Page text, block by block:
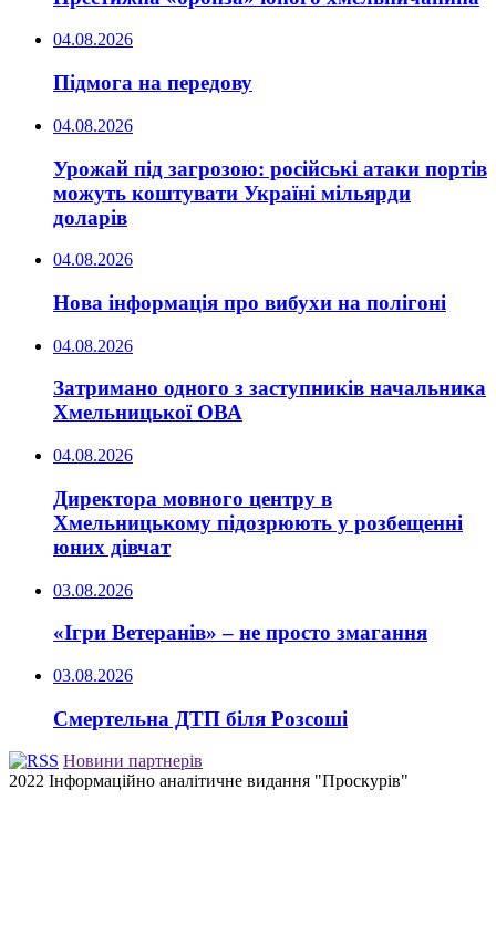
04.08.2026
Підмога на передову
04.08.2026
Урожай під загрозою: російські атаки портів
можуть коштувати Україні мільярди
доларів
04.08.2026
Нова інформація про вибухи на полігоні
04.08.2026
Затримано одного з заступників начальника
Хмельницької ОВА
04.08.2026
Директора мовного центру в
Хмельницькому підозрюють у розбещенні
юних дівчат
03.08.2026
«Ігри Ветеранів» – не просто змагання
03.08.2026
Смертельна ДТП біля Розсоші
Новини партнерів
2022 Інформаційно аналітичне видання "Проскурів"